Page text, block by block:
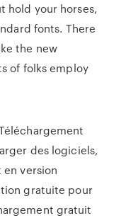
hold your horses,
fonts. There
the new
of folks employ
des logiciels,
version
gratuite pour
gratuit